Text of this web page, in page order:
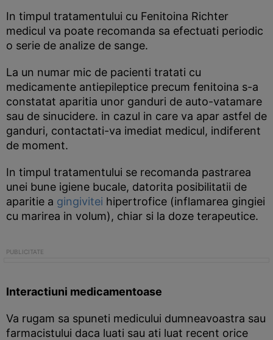
In timpul tratamentului cu Fenitoina Richter
medicul va poate recomanda sa efectuati periodic
o serie de analize de sange.
La un numar mic de pacienti tratati cu
medicamente antiepileptice precum fenitoina s-a
constatat aparitia unor ganduri de auto-vatamare
sau de sinucidere. in cazul in care va apar astfel de
ganduri, contactati-va imediat medicul, indiferent
de moment.
In timpul tratamentului se recomanda pastrarea
unei bune igiene bucale, datorita posibilitatii de
aparitie a gingivitei hipertrofice (inflamarea gingiei
cu marirea in volum), chiar si la doze terapeutice.
Interactiuni medicamentoase
Va rugam sa spuneti medicului dumneavoastra sau
farmacistului daca luati sau ati luat recent orice